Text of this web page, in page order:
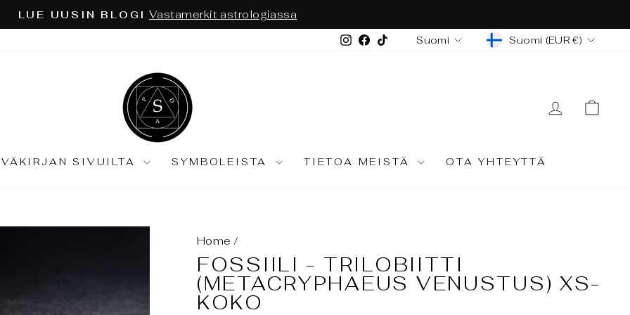
Keskeytä
EI RIITÄ: Astrologia ja tarot syväkartoitus. Varaa aikasi!
Instagram
Facebook
TikTokKIELI
Suomi VALUUTTA
Suomi (EUR €)
SIVUILTA SYMBOLEISTA TIETOA MEISTÄ OTA YHTEYTTÄ
Home /
FOSSIILI - TRILOBIITTI
(METACRYPHAEUS VENUSTUS) XS-
KOKO